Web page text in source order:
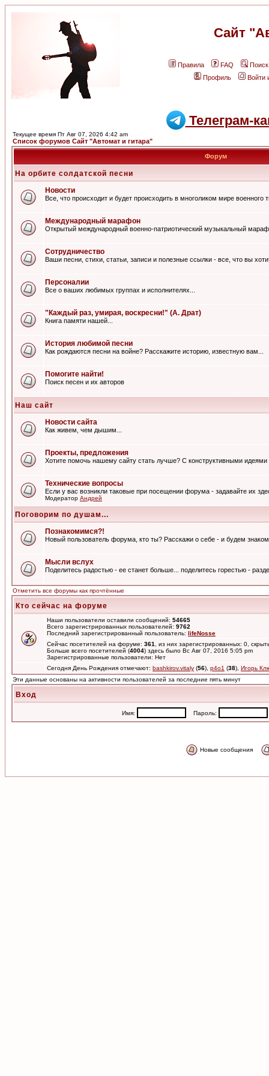
Сайт
Правила FAQ
Поиск
Профиль
Войти
Телеграм-
Текущее время Пт Авг 07, 2026 4:42 am
Список форумов Сайт "Автомат и гитара"
Форум
На орбите солдатской песни
Новости
Все, что происходит и будет происходить в многоликом мире военного
Международный марафон
Открытый международный военно-патриотический музыкальный
Сотрудничество
Ваши песни, стихи, статьи, записи и полезные ссылки - все, что вы
Персоналии
Все о ваших любимых группах и исполнителях...
"Каждый раз, умирая, воскресни!" (А. Драт)
Книга памяти нашей...
История любимой песни
Как рождаются песни на войне? Расскажите историю, известную вам...
Помогите найти!
Поиск песен и их авторов
Наш сайт
Новости сайта
Как живем, чем дышим...
Проекты, предложения
Хотите помочь нашему сайту стать лучше? С конструктивными
Технические вопросы
Если у вас возникли таковые при посещении форума - задавайте их
Модератор Андрей
Поговорим по душам...
Познакомимся?!
Новый пользователь форума, кто ты? Расскажи о себе - и будем
Мысли вслух
Поделитесь радостью - ее станет больше... поделитесь горестью -
Отметить все форумы как прочтённые
Кто сейчас на форуме
Наши пользователи оставили сообщений: 54665
Всего зарегистрированных пользователей: 9762
Последний зарегистрированный пользователь: lifeNosse
Сейчас посетителей на форуме: 361
, из них зарегистрированных: 0,
Больше всего посетителей (4004) здесь было Вс Авг 07, 2016 5:05 pm
Зарегистрированные пользователи: Нет
Сегодня День Рождения отмечают: bashkirov.vitaly (56), p4o1 (38), Игорь
Эти данные основаны на активности пользователей за последние пять минут
Вход
Имя: Пароль:
Новые сообщения